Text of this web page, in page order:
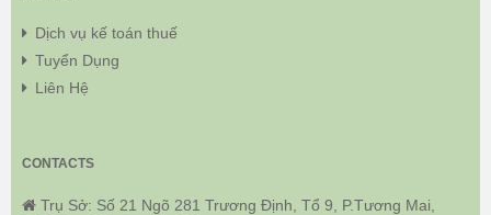
Dịch vụ kế toán thuế
Tuyển Dụng
Liên Hệ
CONTACTS
Trụ Sở: Số 21 Ngõ 281 Trương Định, Tổ 9, P.Tương Mai,